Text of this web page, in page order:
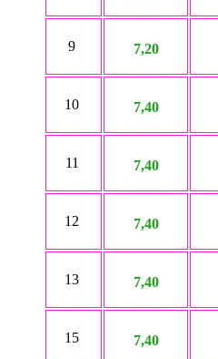
9 7,20
10 7,40
11 7,40
12 7,40
13 7,40
15 7,40